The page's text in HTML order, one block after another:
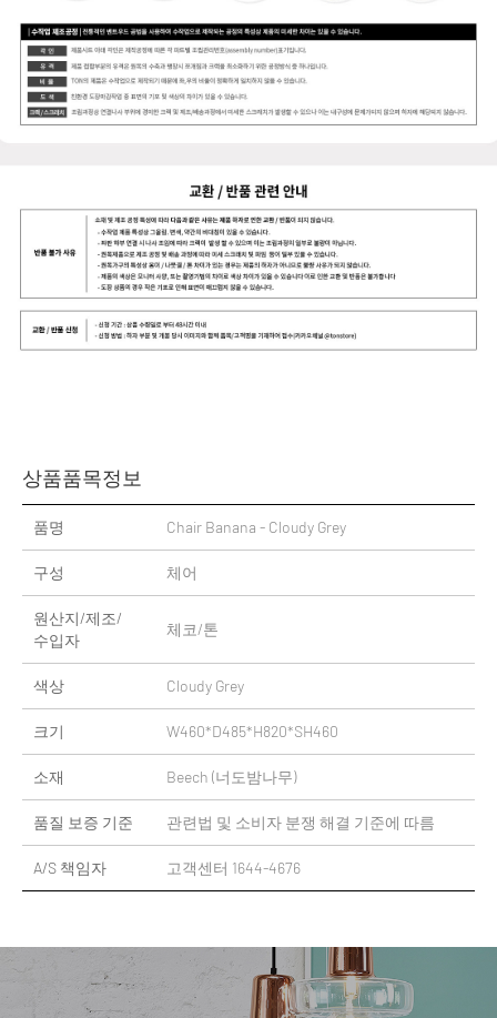
상품품목정보
품명 Chair Banana - Cloudy Grey
구성 체어
원산지/제조/
수입자
체코/톤
색상 Cloudy Grey
크기 W460*D485*H820*SH460
소재 Beech (너도밤나무)
품질 보증 기준 관련법 및 소비자 분쟁 해결 기준에 따름
A/S 책임자 고객센터 1644-4676